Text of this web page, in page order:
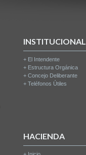
INSTITUCIONAL
+ El Intendente
+ Estructura Orgánica
+ Concejo Deliberante
+ Teléfonos Útiles
HACIENDA